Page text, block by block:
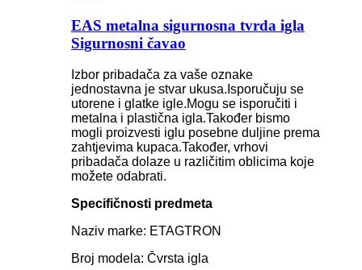
EAS metalna sigurnosna tvrda igla
Sigurnosni čavao
Izbor pribadača za vaše oznake
jednostavna je stvar ukusa.Isporučuju se
utorene i glatke igle.Mogu se isporučiti i
metalna i plastična igla.Također bismo
mogli proizvesti iglu posebne duljine prema
zahtjevima kupaca.Također, vrhovi
pribadača dolaze u različitim oblicima koje
možete odabrati.
Specifičnosti predmeta
Naziv marke: ETAGTRON
Broj modela: Čvrsta igla